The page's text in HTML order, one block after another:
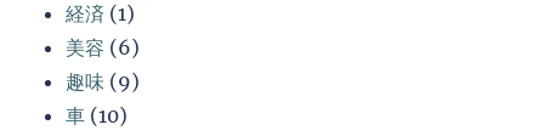
経済 (1)
美容 (6)
趣味 (9)
車 (10)